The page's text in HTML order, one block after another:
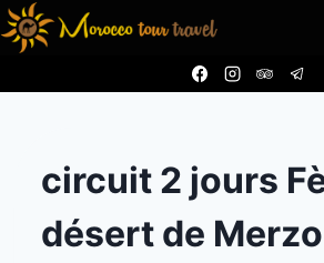
Aller
au
circuit 2 jours
désert de